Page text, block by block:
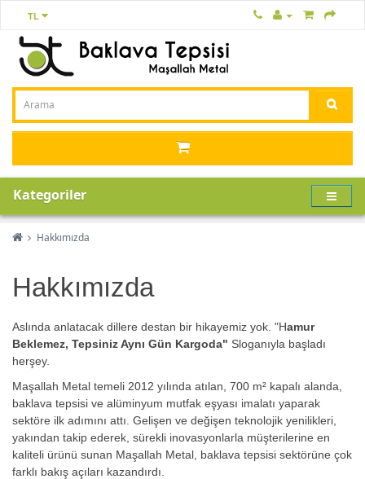
TL
Kategoriler
Hakkımızda
Hakkımızda
Aslında anlatacak dillere destan bir hikayemiz yok. "Hamur
Beklemez, Tepsiniz Aynı Gün Kargoda" Sloganıyla başladı
herşey.
Maşallah Metal temeli 2012 yılında atılan, 700 m² kapalı alanda,
baklava tepsisi ve alüminyum mutfak eşyası imalatı yaparak
sektöre ilk adımını attı. Gelişen ve değişen teknolojik yenilikleri,
yakından takip ederek, sürekli inovasyonlarla müşterilerine en
kaliteli ürünü sunan Maşallah Metal, baklava tepsisi sektörüne çok
farklı bakış açıları kazandırdı.